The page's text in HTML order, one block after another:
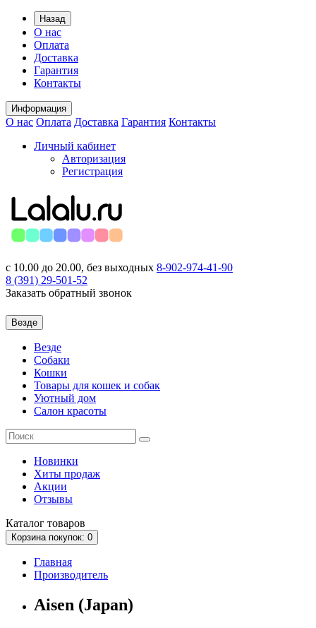
Назад
О нас
Оплата
Доставка
Гарантия
Контакты
Информация
О нас Оплата Доставка Гарантия Контакты
Личный кабинет
Авторизация
Регистрация
с 10.00 до 20.00, без выходных 8-902-974-41-90
8 (391) 29-501-52
Заказать обратный звонок
Везде
Везде
Собаки
Кошки
Товары для кошек и собак
Уютный дом
Салон красоты
Новинки
Хиты продаж
Акции
Отзывы
Каталог товаров
Корзинапокупок: 0
Главная
Производитель
Aisen (Japan)